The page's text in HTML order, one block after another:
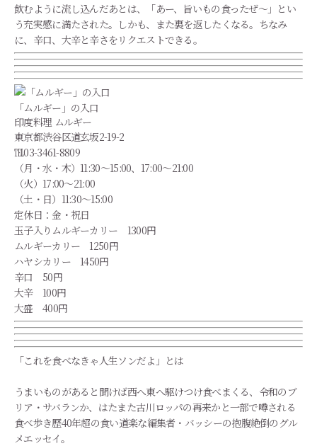
飲むように流し込んだあとは、「あー、旨いもの食ったぜ～」とい
う充実感に満たされた。しかも、また裏を返したくなる。ちなみ
に、辛口、大辛と辛さをリクエストできる。
「ムルギー」の入口
印度料理 ムルギー
東京都渋谷区道玄坂2-19-2
℡03-3461-8809
（月・水・木）11:30～15:00、17:00～21:00
（火）17:00～21:00
（土・日）11:30～15:00
定休日：金・祝日
玉子入りムルギーカリー 1300円
ムルギーカリー 1250円
ハヤシカリー 1450円
辛口 50円
大辛 100円
大盛 400円
「これを食べなきゃ人生ソンだよ」とは
うまいものがあると聞けば西へ東へ駆けつけ食べまくる、令和のブ
リア・サバランか、はたまた古川ロッパの再来かと一部で噂される
食べ歩き歴40年超の食い道楽な編集者・バッシーの抱腹絶倒のグル
メエッセイ。